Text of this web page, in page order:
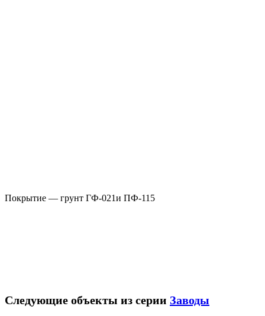
Покрытие — грунт ГФ-021и ПФ-115
Следующие объекты из серии Заводы